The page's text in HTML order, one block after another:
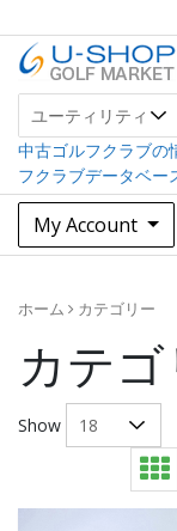
to
content
U-SHOP
中古ゴルフクラブ最
中古ゴルフクラブの
フクラブデータベー
My Account
ホーム カテゴリー
カテ
Show